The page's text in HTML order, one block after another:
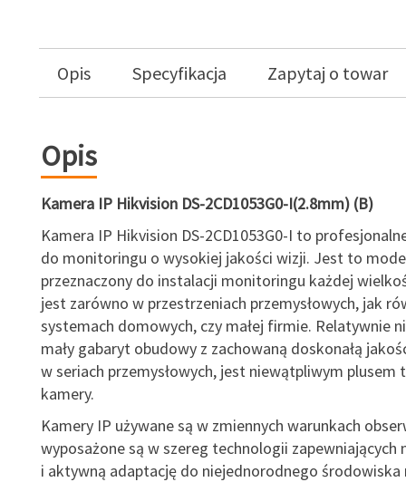
Opis Specyfikacja Zapytaj o towar
Opis
Kamera IP Hikvision DS-2CD1053G0-I(2.8mm) (B)
Kamera IP Hikvision DS-2CD1053G0-I to
do monitoringu o wysokiej jakości wizji. Jest to
przeznaczony do instalacji monitoringu każdej
jest zarówno w przestrzeniach przemysłowych, jak
systemach domowych, czy małej firmie. Relatywnie
mały gabaryt obudowy z zachowaną doskonałą
w seriach przemysłowych, jest niewątpliwym plusem
kamery.
Kamery IP używane są w zmiennych warunkach
wyposażone są w szereg technologii zapewniających
i aktywną adaptację do niejednorodnego